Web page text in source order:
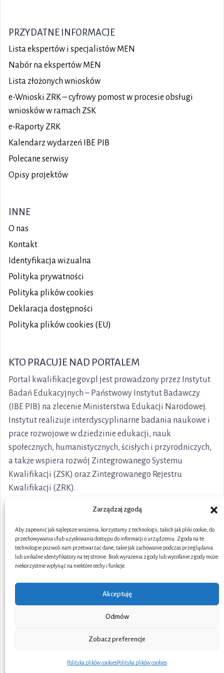
Zarządzaj zgodą
Aby zapewnić jak najlepsze wrażenia, korzystamy z technologii, takich jak pliki cookie, do
przechowywania i/lub uzyskiwania dostępu do informacji o urządzeniu. Zgoda na te
technologie pozwoli nam przetwarzać dane, takie jak zachowanie podczas przeglądania
lub unikalne identyfikatory na tej stronie. Brak wyrażenia zgody lub wycofanie zgody może
niekorzystnie wpłynąć na niektóre cechy i funkcje.
Akceptuję
Odmów
Zobacz preferencje
Polityka plików cookiesPolityka plików cookies
PRZYDATNE INFORMACJE
Lista ekspertów i specjalistów MEN
Nabór na ekspertów MEN
Lista złożonych wniosków
e-Wnioski ZRK – cyfrowy pomost w procesie obsługi
wniosków w ramach ZSK
e-Raporty ZRK
Kalendarz wydarzeń IBE PIB
Polecane serwisy
Opisy projektów
INNE
O nas
Kontakt
Identyfikacja wizualna
Polityka prywatności
Polityka plikówcookies
Deklaracja dostępności
Polityka plików cookies (EU)
KTO PRACUJE NAD PORTALEM
Portal kwalifikacje.gov.pl jest prowadzony przez Instytut
Badań Edukacyjnych – Państwowy Instytut Badawczy
(IBE PIB) na zlecenie Ministerstwa Edukacji Narodowej.
Instytut realizuje interdyscyplinarne badania naukowe i
prace rozwojowe w dziedzinie edukacji, nauk
społecznych, humanistycznych, ścisłych i przyrodniczych,
a także wspiera rozwój Zintegrowanego Systemu
Kwalifikacji (ZSK) oraz Zintegrowanego Rejestru
Kwalifikacji (ZRK).
ramach Funduszy Europejskich dla Rozwoju Społecznego